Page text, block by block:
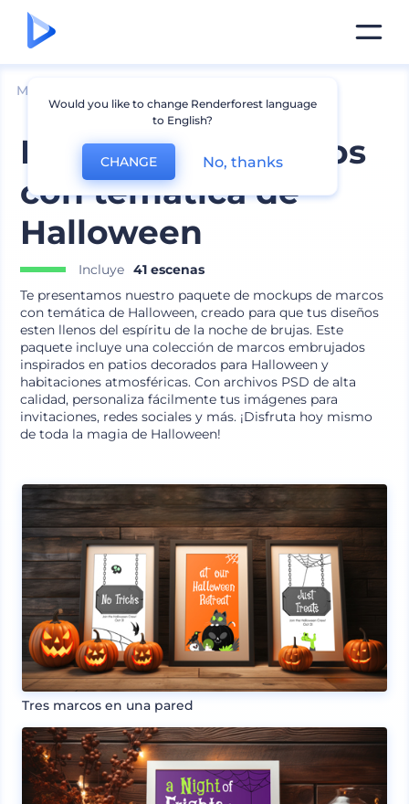
Mockups
Mockups de marcos
con temática de
Halloween
Incluye 41 escenas
Te presentamos nuestro paquete de mockups de marcos
con temática de Halloween, creado para que tus diseños
esten llenos del espíritu de la noche de brujas. Este
paquete incluye una colección de marcos embrujados
inspirados en patios decorados para Halloween y
habitaciones atmosféricas. Con archivos PSD de alta
calidad, personaliza fácilmente tus imágenes para
invitaciones, redes sociales y más. ¡Disfruta hoy mismo
de toda la magia de Halloween!
Tres marcos en una pared
Would you like to change Renderforest language
to English?
CHANGE No, thanks